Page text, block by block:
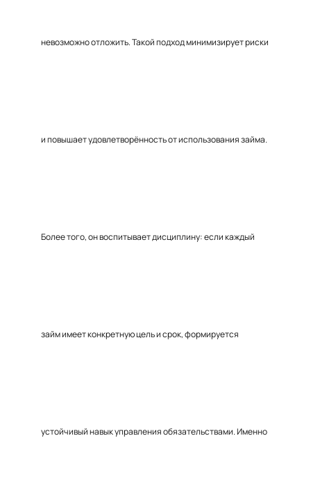
невозможно отложить. Такой подход минимизирует риски
и повышает удовлетворённость от использования займа.
Более того, он воспитывает дисциплину: если каждый
займ имеет конкретную цель и срок, формируется
устойчивый навык управления обязательствами. Именно